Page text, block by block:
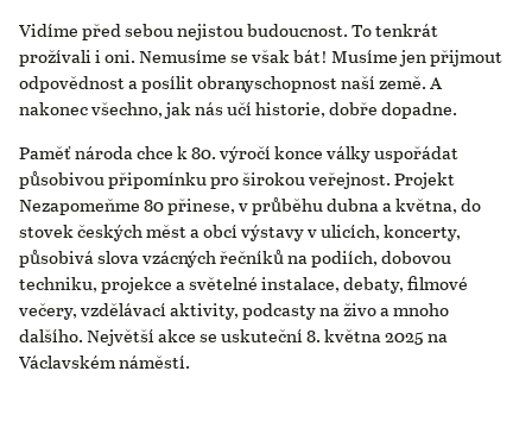
Vidíme před sebou nejistou budoucnost. To tenkrát
prožívali i oni. Nemusíme se však bát! Musíme jen přijmout
odpovědnost a posílit obranyschopnost naší země. A
nakonec všechno, jak nás učí historie, dobře dopadne.
Paměť národa chce k 80. výročí konce války uspořádat
působivou připomínku pro širokou veřejnost. Projekt
Nezapomeňme 80 přinese, v průběhu dubna a května, do
stovek českých měst a obcí výstavy v ulicích, koncerty,
působivá slova vzácných řečníků na podiích, dobovou
techniku, projekce a světelné instalace, debaty, filmové
večery, vzdělávací aktivity, podcasty na živo a mnoho
dalšího. Největší akce se uskuteční 8. května 2025 na
Václavském náměstí.